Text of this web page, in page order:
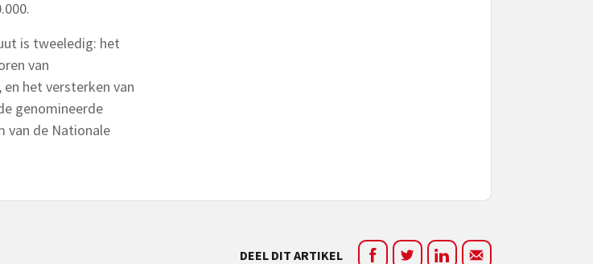
is tweeledig: het
van
het versterken van
genomineerde
van de Nationale
DEEL DIT ARTIKEL